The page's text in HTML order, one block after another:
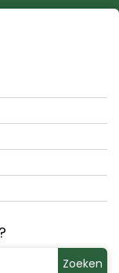
Zoeken